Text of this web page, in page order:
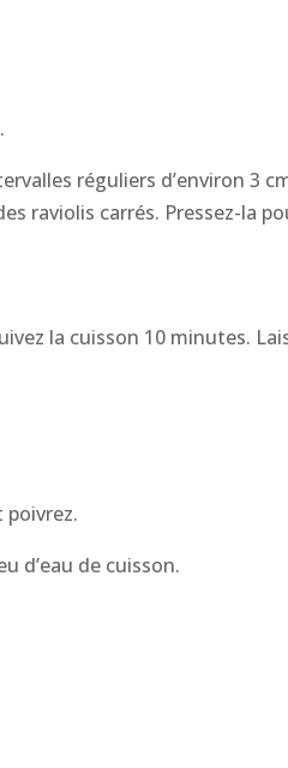
réguliers d’environ 3
raviolis carrés. Pressez-la
la cuisson 10 minutes.
poivrez.
d’eau de cuisson.